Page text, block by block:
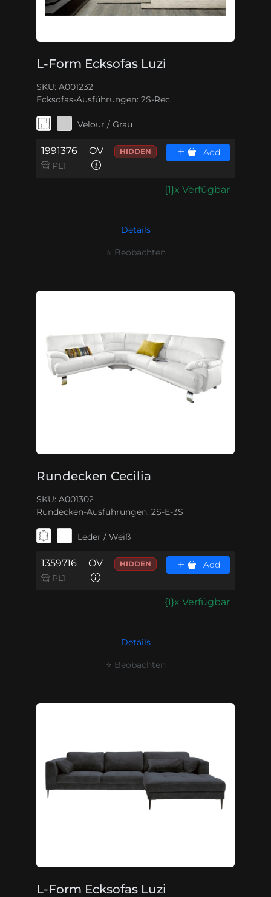
L-Form Ecksofas Luzi
SKU: A001232
Ecksofas-Ausführungen: 2S-Rec
Velour / Grau
1991376
PL1
OV HIDDEN Add
{1}x Verfügbar
Details
⭐ Beobachten
Rundecken Cecilia
SKU: A001302
Rundecken-Ausführungen: 2S-E-3S
Leder / Weiß
1359716
PL1
OV HIDDEN Add
{1}x Verfügbar
Details
⭐ Beobachten
L-Form Ecksofas Luzi